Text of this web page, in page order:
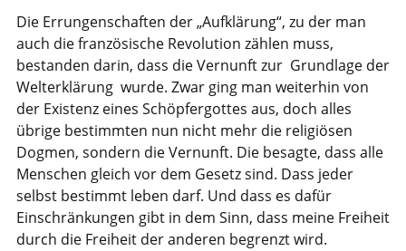
Die Errungenschaften der „Aufklärung“, zu der man
auch die französische Revolution zählen muss,
bestanden darin, dass die Vernunft zur Grundlage der
Welterklärung wurde. Zwar ging man weiterhin von
der Existenz eines Schöpfergottes aus, doch alles
übrige bestimmten nun nicht mehr die religiösen
Dogmen, sondern die Vernunft. Die besagte, dass alle
Menschen gleich vor dem Gesetz sind. Dass jeder
selbst bestimmt leben darf. Und dass es dafür
Einschränkungen gibt in dem Sinn, dass meine Freiheit
durch die Freiheit der anderen begrenzt wird.